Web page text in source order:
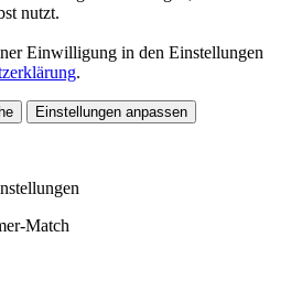
nutzt.
Einwilligung in den Einstellungen
.
Einstellungen anpassen
Match